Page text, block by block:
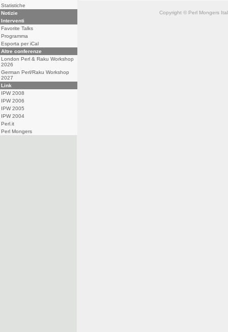
Copyright © Perl Mongers
Statistiche
Notizie
Interventi
Favorite Talks
Programma
Esporta per iCal
Altre conferenze
London Perl & Raku Workshop
2026
German Perl/Raku Workshop
2027
Link
IPW 2008
IPW 2006
IPW 2005
IPW 2004
Perl.it
Perl Mongers